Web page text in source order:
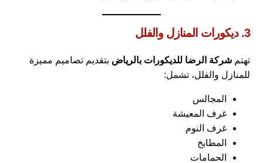
3. ديكورات المنازل والفلل
تهتمشركة الرضا للديكورات بالرياض بتقديم تصاميم مميزة
للمنازل والفلل، تشمل:
المجالس
غرف المعيشة
غرف النوم
المطابخ
الحمامات